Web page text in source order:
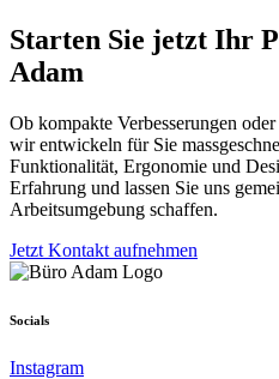
Starten Sie jetzt Ihr
Adam
Ob kompakte Verbesserungen
wir entwickeln für Sie
Funktionalität, Ergonomie und
Erfahrung und lassen Sie uns
Arbeitsumgebung schaffen.
Jetzt Kontakt aufnehmen
Socials
Instagram